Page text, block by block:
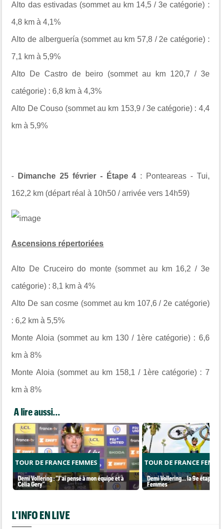
Alto das estivadas (sommet au km 14,5 / 3e catégorie) :
4,8 km à 4,1%
Alto de alberguería (sommet au km 57,8 / 2e catégorie) :
7,1 km à 5,9%
Alto De Castro de beiro (sommet au km 120,7 / 3e
catégorie) : 6,8 km à 4,3%
Alto De Couso (sommet au km 153,9 / 3e catégorie) : 4,4
km à 5,9%
- Dimanche 25 février - Étape 4 : Ponteareas - Tui,
162,2 km (départ réal à 10h50 / arrivée vers 14h59)
Ascensions répertoriées
Alto De Cruceiro do monte (sommet au km 16,2 / 3e
catégorie) : 8,1 km à 4%
Alto De san cosme (sommet au km 107,6 / 2e catégorie)
: 6,2 km à 5,5%
Monte Aloia (sommet au km 130 / 1ère catégorie) : 6,6
km à 8%
Monte Aloia (sommet au km 158,1 / 1ère catégorie) : 7
km à 8%
A lire aussi...
TOUR DE FRANCE FEMMES
Demi Vollering : "J'ai pensé à mon équipe et à
Célia Gery"
TOUR DE FRANCE
Demi Vollering... la 9e étape et
Femmes
L'INFO EN LIVE